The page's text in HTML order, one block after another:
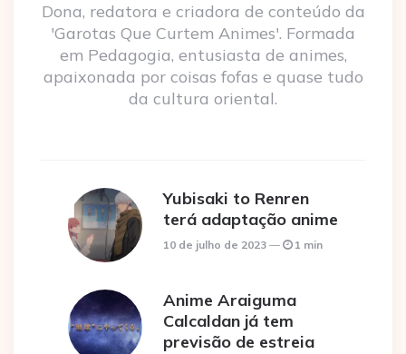
Dona, redatora e criadora de conteúdo da
'Garotas Que Curtem Animes'. Formada
em Pedagogia, entusiasta de animes,
apaixonada por coisas fofas e quase tudo
da cultura oriental.
Yubisaki to Renren
terá adaptação anime
10 de julho de 2023 1 min
Anime Araiguma
Calcaldan já tem
previsão de estreia